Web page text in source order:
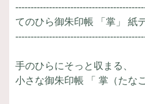
てのひら御朱印帳 「掌」 紙
手のひらにそっと収まる、
小さな御朱印帳 「 掌（たな